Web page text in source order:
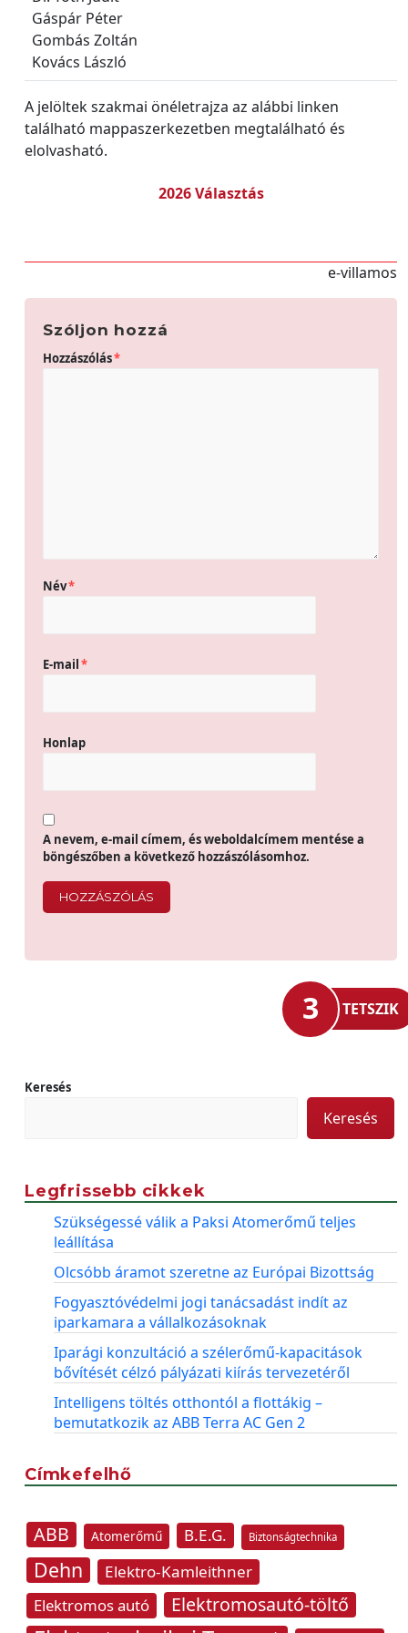
Gáspár Péter
Gombás Zoltán
Kovács László
A jelöltek szakmai önéletrajza az alábbi linken
található mappaszerkezetben megtalálható és
elolvasható.
2026 Választás
e-villamos
Szóljon hozzá
Hozzászólás*
Név*
E-mail*
Honlap
A nevem, e-mail címem, és weboldalcímem mentése a
böngészőben a következő hozzászólásomhoz.
3 TETSZIK
Keresés
Keresés
Legfrissebb cikkek
Szükségessé válik a Paksi Atomerőmű teljes
leállítása
Olcsóbb áramot szeretne az Európai Bizottság
Fogyasztóvédelmi jogi tanácsadást indít az
iparkamara a vállalkozásoknak
Iparági konzultáció a szélerőmű-kapacitások
bővítését célzó pályázati kiírás tervezetéről
Intelligens töltés otthontól a flottákig –
bemutatkozik az ABB Terra AC Gen 2
Címkefelhő
ABB Atomerőmű B.E.G. Biztonságtechnika
Dehn
Elektro-Kamleithner
Elektromos autó
Elektromosautó-töltő